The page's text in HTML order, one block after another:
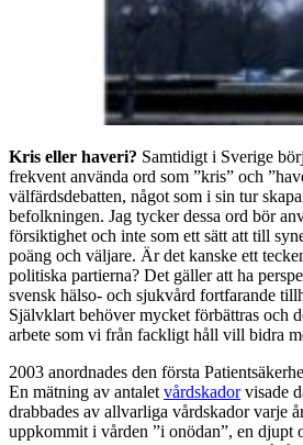
Kris eller haveri? Samtidigt i Sverige
frekvent använda ord som ”kris” och
välfärdsdebatten, något som i sin tur
befolkningen. Jag tycker dessa ord bör
försiktighet och inte som ett sätt att till
poäng och väljare. Är det kanske ett
politiska partierna? Det gäller att ha
svensk hälso- och sjukvård fortfarande
Självklart behöver mycket förbättras och
arbete som vi från fackligt håll vill bidra
2003 anordnades den första
En mätning av antalet vårdskadorvisade
drabbades av allvarliga vårdskador varje
uppkommit i vården ”i onödan”, en djupt